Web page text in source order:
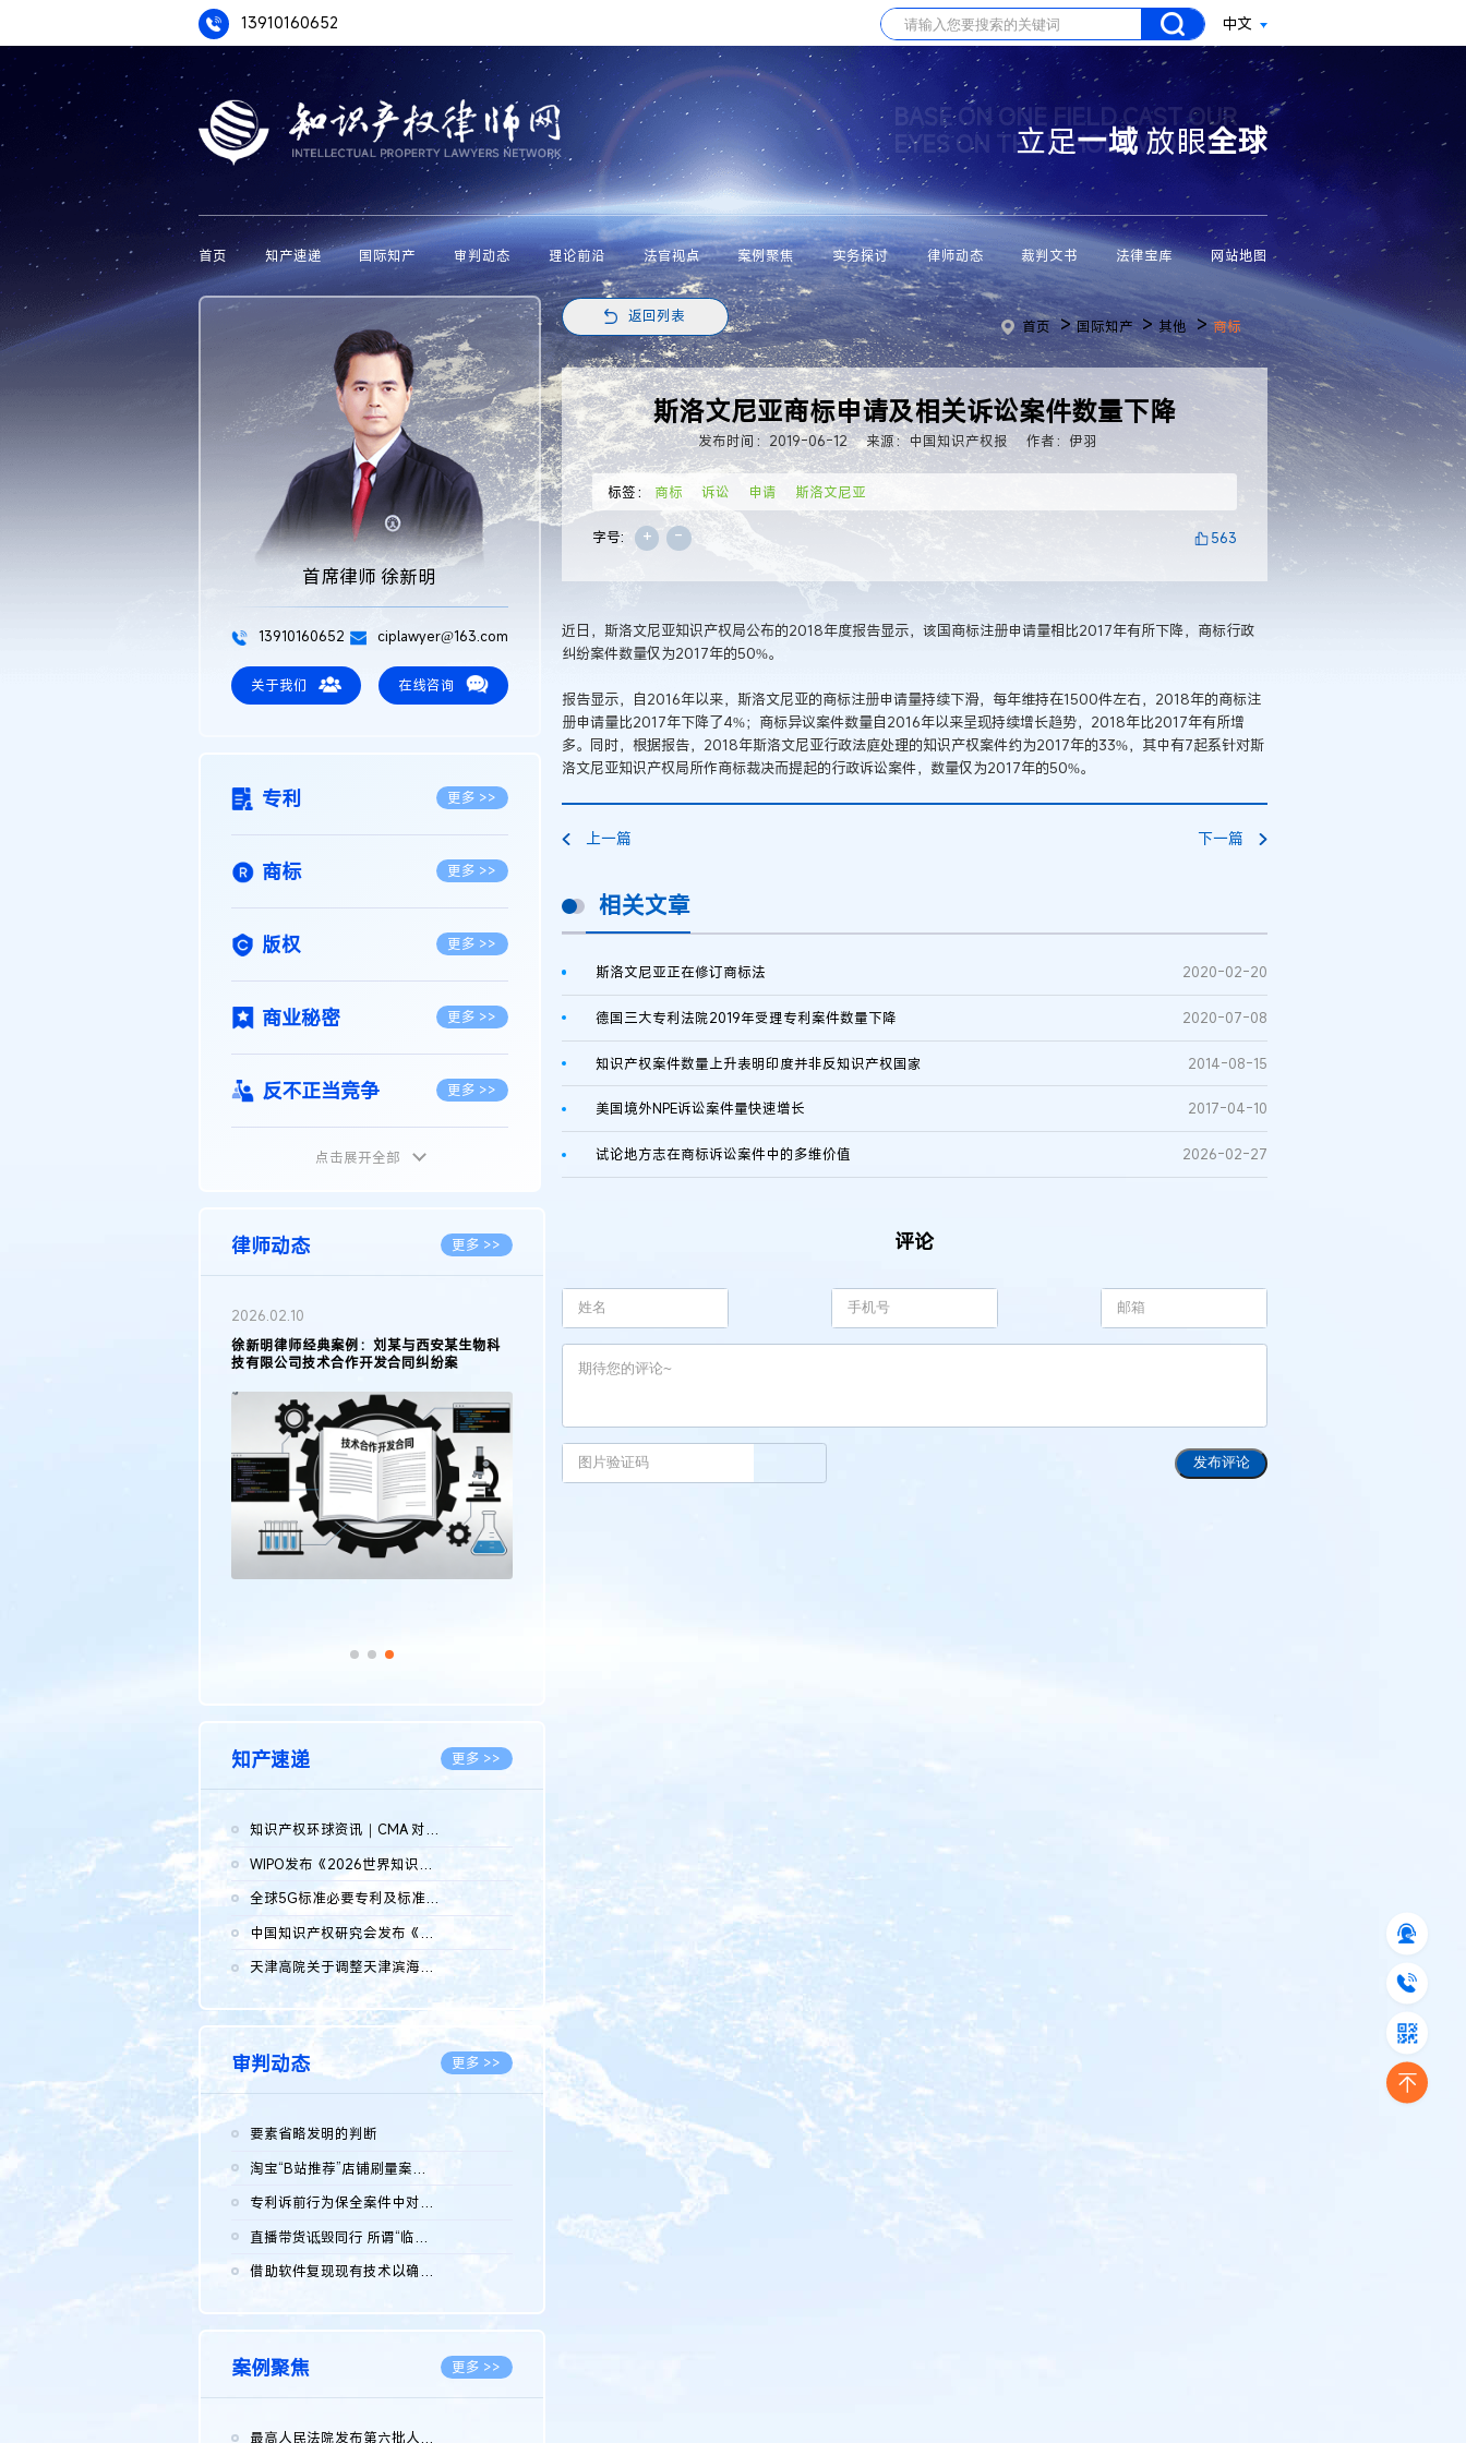
13910160652 中文
BASE ON ONE FIELD CAST OUR
EYES ON THE WHOLE WORLD
立足一域放眼全球
首页 知产速递 国际知产 审判动态 理论前沿 法官视点 案例聚焦 实务探讨 律师动态 裁判文书 法律宝库 网站地图
首席律师 徐新明
13910160652 ciplawyer@163.com
关于我们 在线咨询
专利 更多 >>
商标 更多 >>
版权 更多 >>
商业秘密 更多 >>
反不正当竞争 更多 >>
植物新品种
地理标志 更多 >>
集成电路布图设计
传统文化 更多 >>
点击展开全部
律师动态 更多 >>
2026.05.11
徐新明律师接受《天津日报》采访：解读
2025年度天津市专利行政保护案例
2026.03.09
著名知识产权律师徐新明接受《中国经营
报》采访：技术革新下知识产权保护面临新
挑战与应对策略
2026.02.10
徐新明律师经典案例：刘某与西安某生物科
知产速递 更多 >>
知识产权环球资讯｜CMA 对微软发起调查；批量搬运二手平台数据构...
WIPO发布《2026世界知识产权报告》 含报告全文
全球5G标准必要专利及标准提案研究报告（2026年）全文发布
中国知识产权研究会发布《2025年度中国企业海外知识产权纠纷调查...
2026.08.07
天津高院关于调整天津滨海高新技术产业开发区华苑科技园一审普通...
2026.08.07
审判动态 更多 >>
要素省略发明的判断
淘宝“B站推荐”店铺刷量案维持原判，两被告连带赔偿150万元
专利诉前行为保全案件中对仿制药申请人曾作出三类声明的考量及违...
直播带货诋毁同行 所谓“临场发挥”不免责
借助软件复现现有技术以确认相关参数特征是否被公开
案例聚焦 更多 >>
最高人民法院发布第六批人民法院种业知识产权司法保护典型案例 含...
返回列表
首页 >国际知产 >其他 >商标
斯洛文尼亚商标申请及相关诉讼案件数量下降
发布时间：2019-06-12 来源：中国知识产权报 作者：伊羽
标签： 商标 诉讼 申请 斯洛文尼亚
字号: + - 563
近日，斯洛文尼亚知识产权局公布的2018年度报告显示，该国商标注册申请量相比2017年有所下降，商标行政
纠纷案件数量仅为2017年的50%。
报告显示，自2016年以来，斯洛文尼亚的商标注册申请量持续下滑，每年维持在1500件左右，2018年的商标注
册申请量比2017年下降了4%；商标异议案件数量自2016年以来呈现持续增长趋势，2018年比2017年有所增
多。同时，根据报告，2018年斯洛文尼亚行政法庭处理的知识产权案件约为2017年的33%，其中有7起系针对斯
洛文尼亚知识产权局所作商标裁决而提起的行政诉讼案件，数量仅为2017年的50%。
上一篇 下一篇
相关文章
斯洛文尼亚正在修订商标法 2020-02-20
德国三大专利法院2019年受理专利案件数量下降 2020-07-08
知识产权案件数量上升表明印度并非反知识产权国家 2014-08-15
美国境外NPE诉讼案件量快速增长 2017-04-10
试论地方志在商标诉讼案件中的多维价值 2026-02-27
评论
发布评论